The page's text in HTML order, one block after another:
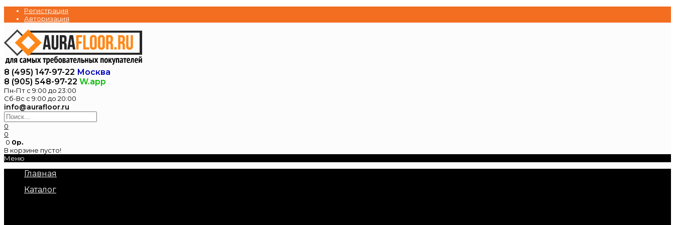
Регистрация
Авторизация
8 (495) 147-97-22 Москва
8 (905) 548-97-22 W.app
Пн-Пт с 9:00 до 23:00
Сб-Вс с 9:00 до 20:00
info@aurafloor.ru
0
0
0 0р.
В корзине пусто!
Меню
Главная
Каталог